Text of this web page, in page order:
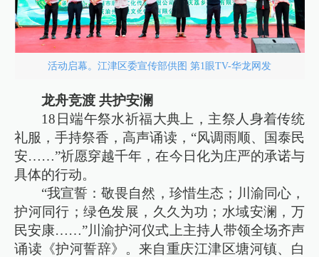
活动启幕。江津区委宣传部供图 第1眼TV-华龙网发
龙舟竞渡 共护安澜
18日端午祭水祈福大典上，主祭人身着传统
礼服，手持祭香，高声诵读，“风调雨顺、国泰民
安……”祈愿穿越千年，在今日化为庄严的承诺与
具体的行动。
“我宣誓：敬畏自然，珍惜生态；川渝同心，
护河同行；绿色发展，久久为功；水域安澜，万
民安康……”川渝护河仪式上主持人带领全场齐声
诵读《护河誓辞》。来自重庆江津区塘河镇、白